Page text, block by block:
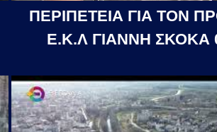
ΠΕΡΙΠΕΤΕΙΑ ΓΙΑ ΤΟΝ
Ε.Κ.Λ ΓΙΑΝΝΗ ΣΚΟΚΑ